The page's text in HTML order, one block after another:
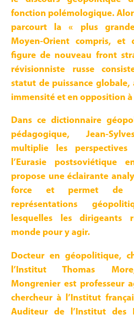
fonction polémologique.
parcourt la « plus
Moyen-Orient compris, et
figure de nouveau front
révisionniste russe
statut de puissance globale,
immensité et en opposition à
Dans ce dictionnaire
pédagogique, Jean-
multiplie les
l’Eurasie postsoviétique
propose une éclairante
force et permet de
représentations
lesquelles les dirigeants
monde pour y agir.
Docteur en géopolitique,
l’Institut Thomas
Mongrenier est professeur
chercheur à l’Institut
Auditeur de l’Institut des